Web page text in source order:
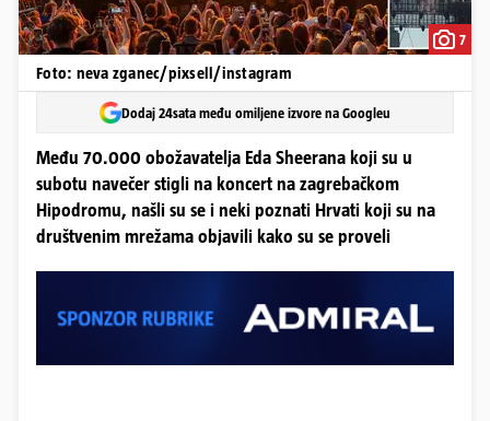
7
Foto: neva zganec/pixsell/instagram
Dodaj 24sata među omiljene izvore na Googleu
Među 70.000 obožavatelja Eda Sheerana koji su u
subotu navečer stigli na koncert na zagrebačkom
Hipodromu, našli su se i neki poznati Hrvati koji su na
društvenim mrežama objavili kako su se proveli